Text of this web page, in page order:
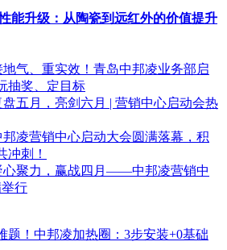
能升级：从陶瓷到远红外的价值提升
地气、重实效！青岛中邦凌业务部启
抽奖、定目标
盘五月，亮剑六月 | 营销中心启动会热
邦凌营销中心启动大会圆满落幕，积
冲刺！
心聚力，赢战四月——中邦凌营销中
行
题！中邦凌加热圈：3步安装+0基础